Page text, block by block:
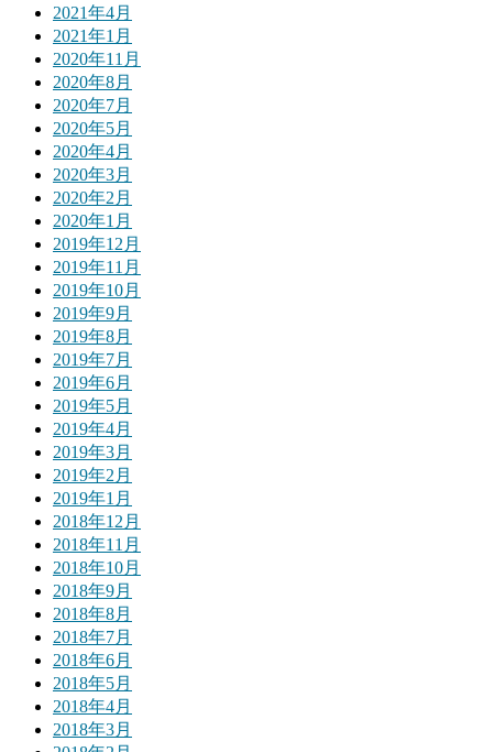
2021年4月
2021年1月
2020年11月
2020年8月
2020年7月
2020年5月
2020年4月
2020年3月
2020年2月
2020年1月
2019年12月
2019年11月
2019年10月
2019年9月
2019年8月
2019年7月
2019年6月
2019年5月
2019年4月
2019年3月
2019年2月
2019年1月
2018年12月
2018年11月
2018年10月
2018年9月
2018年8月
2018年7月
2018年6月
2018年5月
2018年4月
2018年3月